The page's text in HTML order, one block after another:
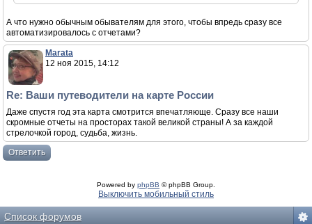
А что нужно обычным обывателям для этого, чтобы впредь сразу все
автоматизировалось с отчетами?
Marata
12 ноя 2015, 14:12
Re: Ваши путеводители на карте России
Даже спустя год эта карта смотрится впечатляюще. Сразу все наши
скромные отчеты на просторах такой великой страны! А за каждой
стрелочкой город, судьба, жизнь.
Ответить
Powered by phpBB © phpBB Group.
Выключить мобильный стиль
Список форумов